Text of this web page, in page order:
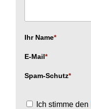
Ihr Name
E-Mail
Spam-Schutz
Ich stimme den